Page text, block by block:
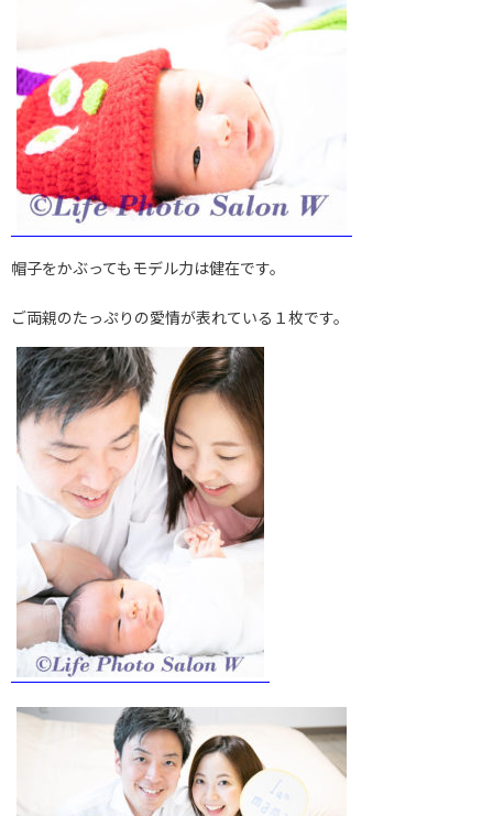
帽子をかぶってもモデル力は健在です。
ご両親のたっぷりの愛情が表れている１枚です。